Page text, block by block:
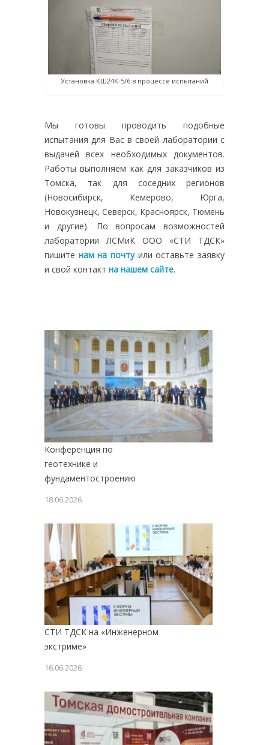
Установка КШ24К-5/6 в процессе испытаний
Мы готовы проводить подобные
испытания для Вас в своей лаборатории с
выдачей всех необходимых документов.
Работы выполняем как для заказчиков из
Томска, так для соседних регионов
(Новосибирск, Кемерово, Юрга,
Новокузнецк, Северск, Красноярск, Тюмень
и другие). По вопросам возможностей
лаборатории ЛСМиК ООО «СТИ ТДСК»
пишите нам на почтуили оставьте заявку
и свой контакт на нашем сайте.
Конференция по
геотехнике и
фундаментостроению
18.06.2026
СТИ ТДСК на «Инженерном
экстриме»
16.06.2026